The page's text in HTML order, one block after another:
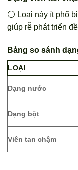
⚪ Loại này ít phổ
giúp rễ phát triển
Bảng so sánh
LOẠI
Dạng nước
Dạng bột
Viên tan chậm